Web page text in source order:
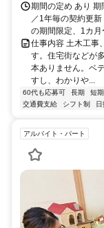
期間の定め あり
／1年毎の契約更
の期間限定、1カ
仕事内容 土木工事
す。住宅街などが
本ありません。ベ
すし、わかりや...
60代も応募可 長期 短期
交通費支給
シフト制
アルバイト・パート